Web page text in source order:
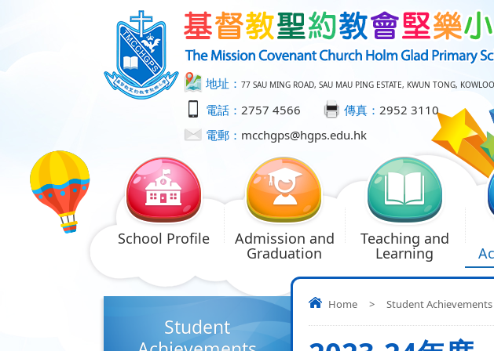
地址： 77 SAU MING ROAD, SAU MAU PING ESTATE, KWUN TONG,
電話： 2757 4566 傳真： 2952 3110
電郵： mcchgps@hgps.edu.hk
School Profile Admission and
Graduation
Teaching and
Learning
Home > Student Achievements
Student